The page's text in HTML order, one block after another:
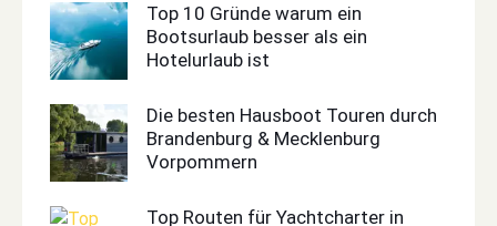
Top 10 Gründe warum ein
Bootsurlaub besser als ein
Hotelurlaub ist
Die besten Hausboot Touren durch
Brandenburg & Mecklenburg
Vorpommern
Top Routen für Yachtcharter in